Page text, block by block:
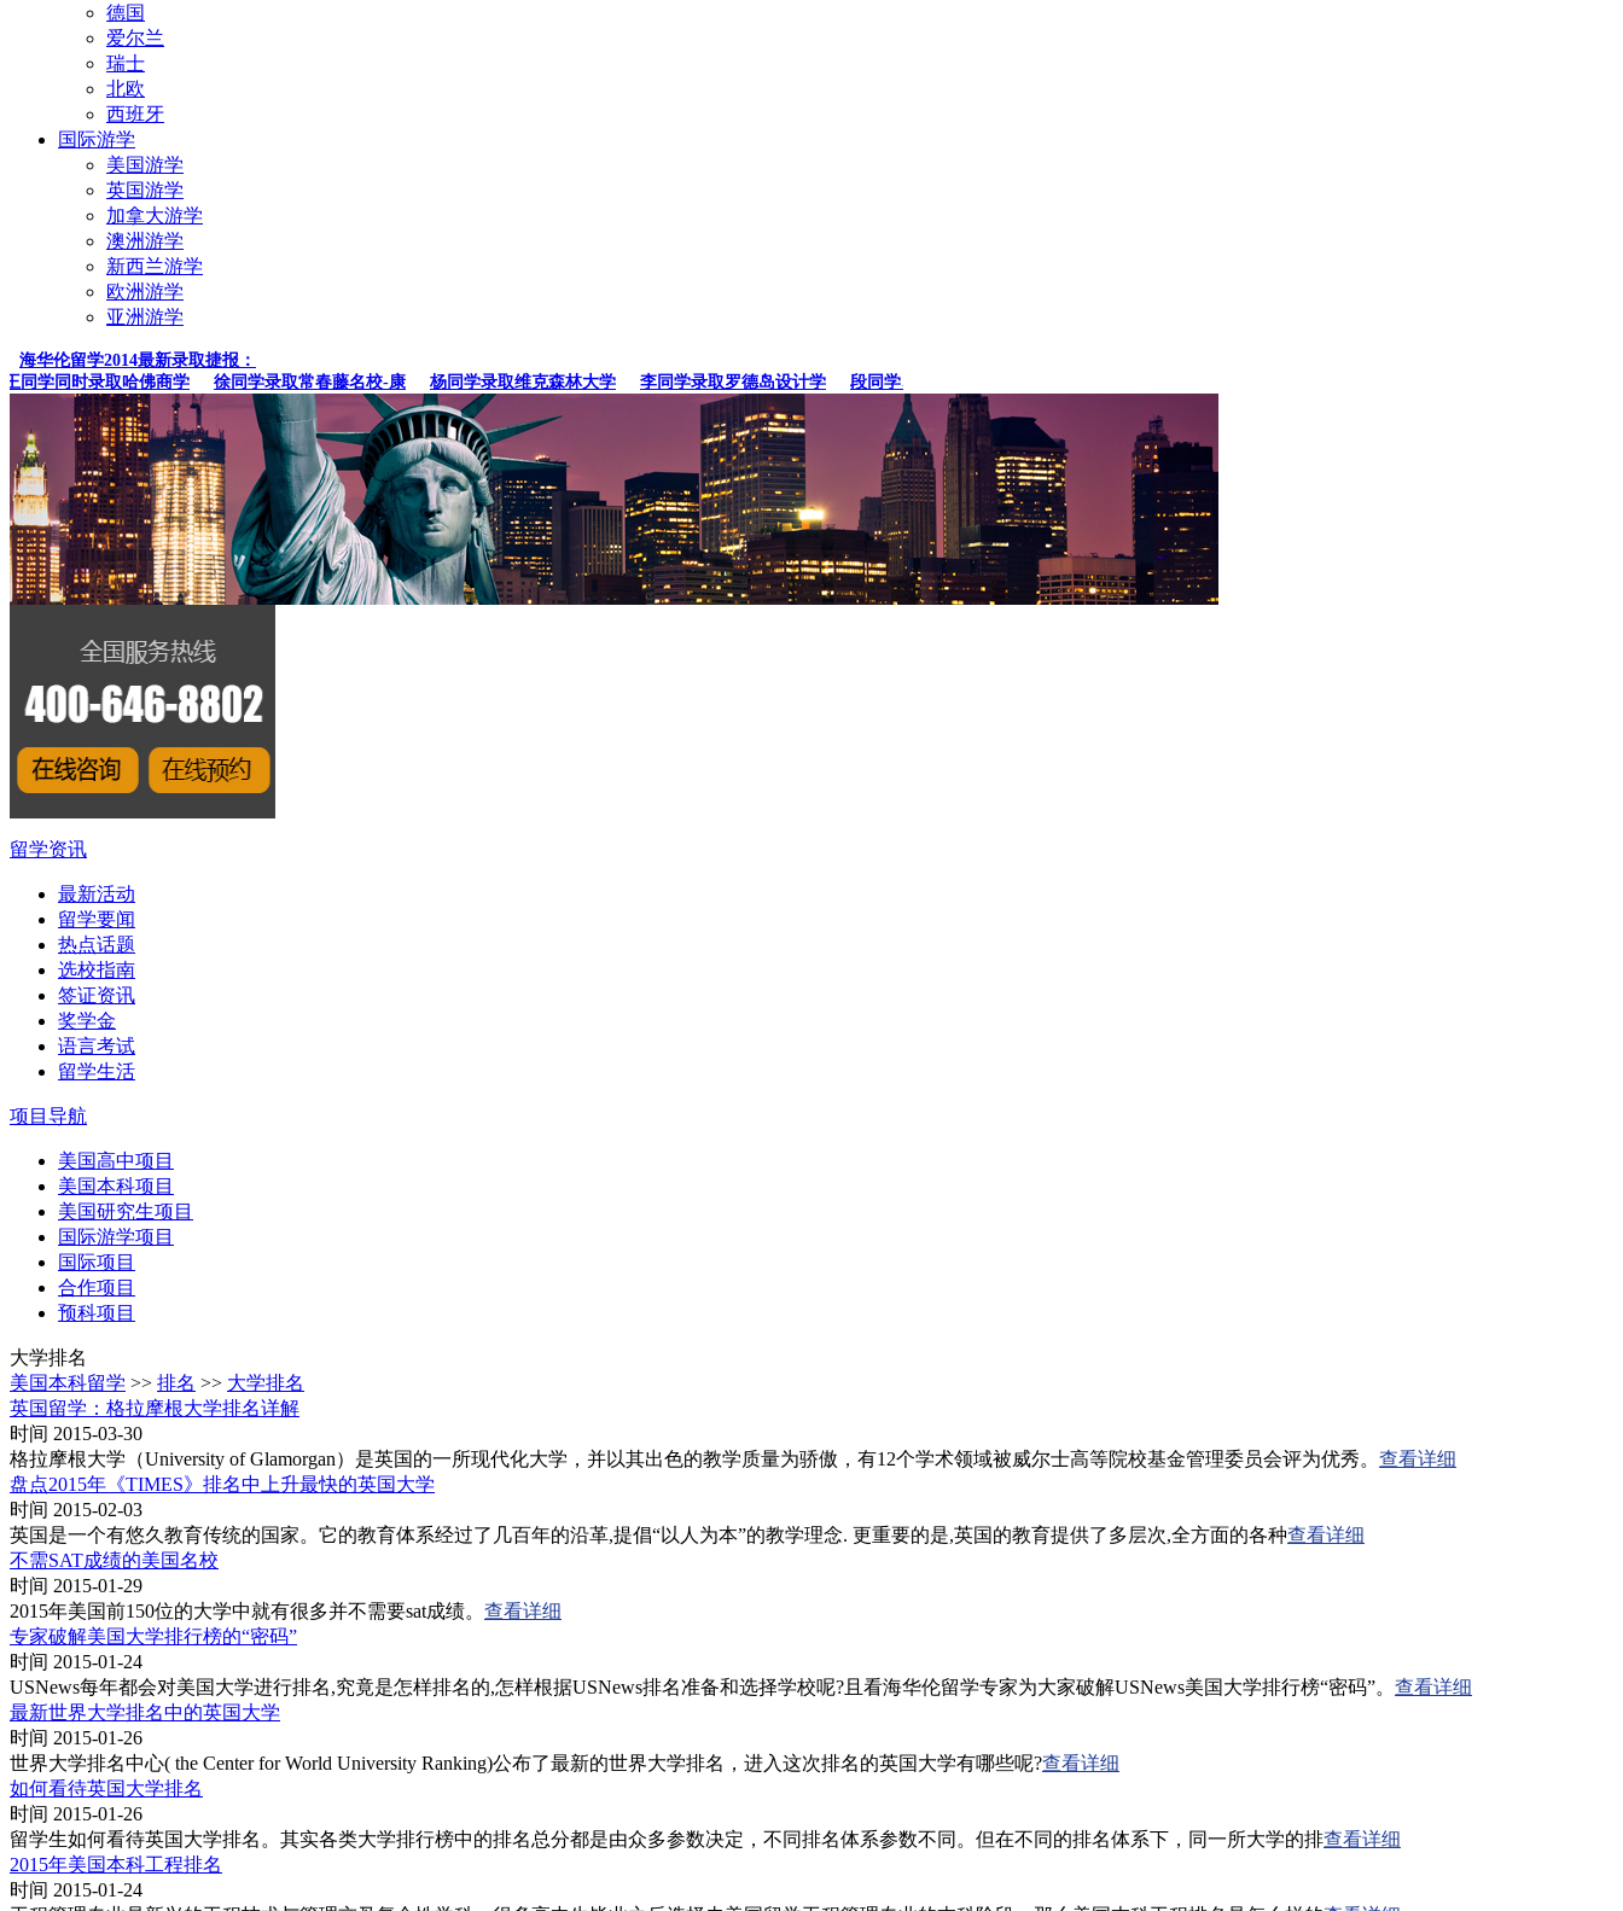
德国
爱尔兰
瑞士
北欧
西班牙
国际游学
美国游学
英国游学
加拿大游学
澳洲游学
新西兰游学
欧洲游学
亚洲游学
海华伦留学2014最新录取捷报：
学同时录取哈佛商学
徐同学录取常春藤名校-康 杨同学录取维克森林大学 李同学录取罗德岛设计学 段同学、贾同学录取纽约
留学资讯
最新活动
留学要闻
热点话题
选校指南
签证资讯
奖学金
语言考试
留学生活
项目导航
美国高中项目
美国本科项目
美国研究生项目
国际游学项目
国际项目
合作项目
预科项目
大学排名
美国本科留学 >> 排名 >> 大学排名
英国留学：格拉摩根大学排名详解
时间 2015-03-30
格拉摩根大学（University of Glamorgan）是英国的一所现代化大学，并以其出色的教学质量为骄傲，有12个学术领域被威尔士高等院校基金管理委员会评为优秀。 查看详细
盘点2015年《TIMES》排名中上升最快的英国大学
时间 2015-02-03
英国是一个有悠久教育传统的国家。它的教育体系经过了几百年的沿革,提倡“以人为本”的教学理念. 更重要的是,英国的教育提供了多层次,全方面的各种查看详细
不需SAT成绩的美国名校
时间 2015-01-29
2015年美国前150位的大学中就有很多并不需要sat成绩。 查看详细
专家破解美国大学排行榜的“密码”
时间 2015-01-24
USNews每年都会对美国大学进行排名,究竟是怎样排名的,怎样根据USNews排名准备和选择学校呢?且看海华伦留学专家为大家破解USNews美国大学排行榜“密码”。 查看详细
最新世界大学排名中的英国大学
时间 2015-01-26
世界大学排名中心( the Center for World University Ranking)公布了最新的世界大学排名，进入这次排名的英国大学有哪些呢?查看详细
如何看待英国大学排名
时间 2015-01-26
留学生如何看待英国大学排名。其实各类大学排行榜中的排名总分都是由众多参数决定，不同排名体系参数不同。但在不同的排名体系下，同一所大学的排查看详细
2015年美国本科工程排名
时间 2015-01-24